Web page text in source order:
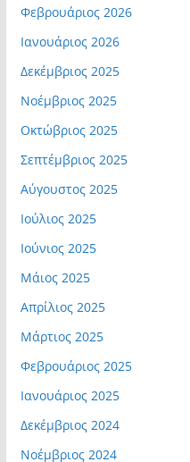
Φεβρουάριος 2026
Ιανουάριος 2026
Δεκέμβριος 2025
Νοέμβριος 2025
Οκτώβριος 2025
Σεπτέμβριος 2025
Αύγουστος 2025
Ιούλιος 2025
Ιούνιος 2025
Μάιος 2025
Απρίλιος 2025
Μάρτιος 2025
Φεβρουάριος 2025
Ιανουάριος 2025
Δεκέμβριος 2024
Νοέμβριος 2024